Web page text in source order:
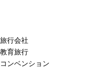
旅行会社
教育旅行
コンベンション